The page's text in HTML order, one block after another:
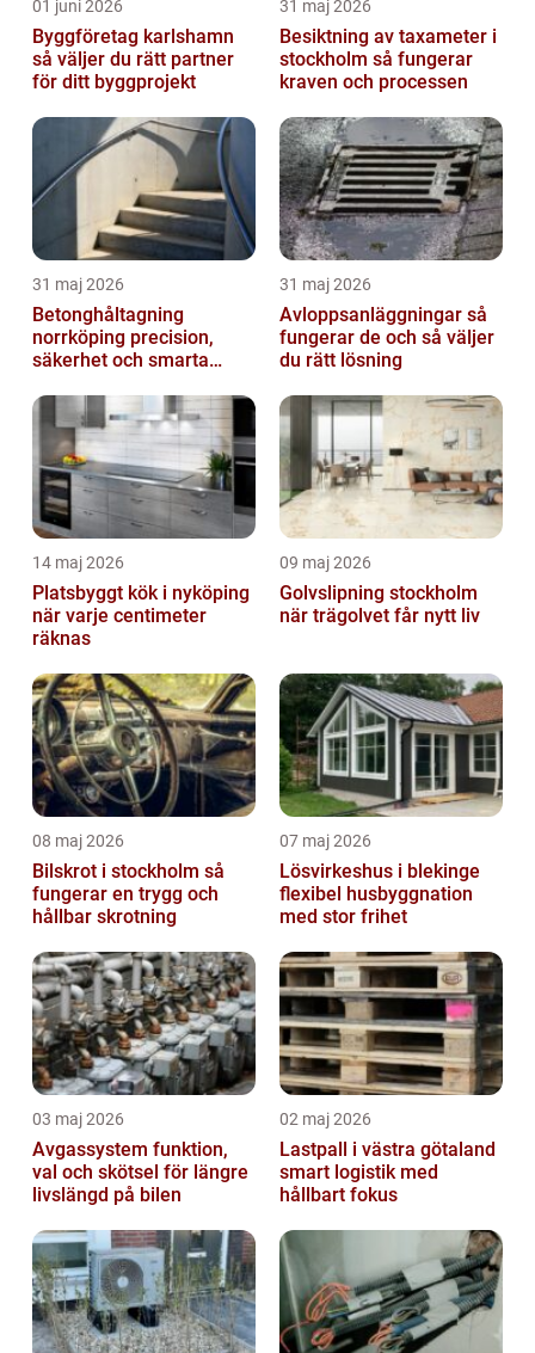
01 juni 2026
Byggföretag karlshamn
så väljer du rätt partner
för ditt byggprojekt
31 maj 2026
Besiktning av taxameter i
stockholm så fungerar
kraven och processen
31 maj 2026
Betonghåltagning
norrköping precision,
säkerhet och smarta
31 maj 2026
Avloppsanläggningar så
fungerar de och så väljer
du rätt lösning
14 maj 2026
Platsbyggt kök i nyköping
när varje centimeter
räknas
09 maj 2026
Golvslipning stockholm
när trägolvet får nytt liv
08 maj 2026
Bilskrot i stockholm så
fungerar en trygg och
hållbar skrotning
07 maj 2026
Lösvirkeshus i blekinge
flexibel husbyggnation
med stor frihet
03 maj 2026
Avgassystem funktion,
val och skötsel för längre
livslängd på bilen
02 maj 2026
Lastpall i västra götaland
smart logistik med
hållbart fokus